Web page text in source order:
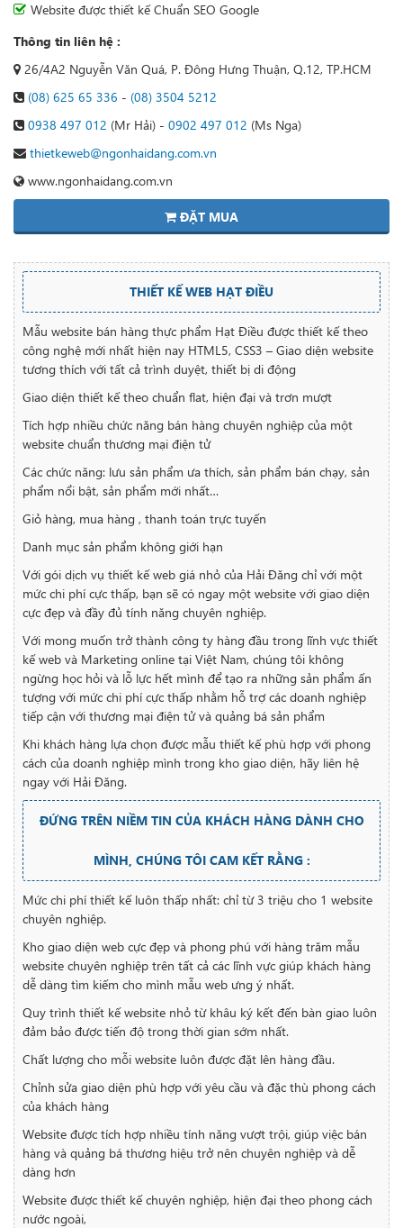
Website được thiết kế Chuẩn SEO Google
Thông tin liên hệ :
26/4A2 Nguyễn Văn Quá, P. Đông Hưng Thuận, Q.12, TP.HCM
(08) 625 65 336 - (08) 3504 5212
0938 497 012 (Mr Hải) - 0902 497 012 (Ms Nga)
thietkeweb@ngonhaidang.com.vn
www.ngonhaidang.com.vn
ĐẶT MUA
THIẾT KẾ WEB HẠT ĐIỀU
Mẫu website bán hàng thực phẩm Hạt Điều được thiết kế theo
công nghệ mới nhất hiện nay HTML5, CSS3 – Giao diện website
tương thích với tất cả trình duyệt, thiết bị di động
Giao diện thiết kế theo chuẩn flat, hiện đại và trơn mượt
Tích hợp nhiều chức năng bán hàng chuyên nghiệp của một
website chuẩn thương mại điện tử
Các chức năng: lưu sản phẩm ưa thích, sản phẩm bán chạy, sản
phẩm nổi bật, sản phẩm mới nhất…
Giỏ hàng, mua hàng , thanh toán trực tuyến
Danh mục sản phẩm không giới hạn
Với gói dịch vụ thiết kế web giá nhỏ của Hải Đăng chỉ với một
mức chi phí cực thấp, bạn sẽ có ngay một website với giao diện
cực đẹp và đầy đủ tính năng chuyên nghiệp.
Với mong muốn trở thành công ty hàng đầu trong lĩnh vực thiết
kế web và Marketing online tại Việt Nam, chúng tôi không
ngừng học hỏi và lỗ lực hết mình để tạo ra những sản phẩm ấn
tượng với mức chi phí cực thấp nhằm hỗ trợ các doanh nghiệp
tiếp cận với thương mại điện tử và quảng bá sản phẩm
Khi khách hàng lựa chọn được mẫu thiết kế phù hợp với phong
cách của doanh nghiệp mình trong kho giao diện, hãy liên hệ
ngay với Hải Đăng.
ĐỨNG TRÊN NIỀM TIN CỦA KHÁCH HÀNG DÀNH CHO
MÌNH, CHÚNG TÔI CAM KẾT RẰNG :
Mức chi phí thiết kế luôn thấp nhất: chỉ từ 3 triệu cho 1 website
chuyên nghiệp.
Kho giao diện web cực đẹp và phong phú với hàng trăm mẫu
website chuyên nghiệp trên tất cả các lĩnh vực giúp khách hàng
dễ dàng tìm kiếm cho mình mẫu web ưng ý nhất.
Quy trình thiết kế website nhỏ từ khâu ký kết đến bàn giao luôn
đảm bảo được tiến độ trong thời gian sớm nhất.
Chất lượng cho mỗi website luôn được đặt lên hàng đầu.
Chỉnh sửa giao diện phù hợp với yêu cầu và đặc thù phong cách
của khách hàng
Website được tích hợp nhiều tính năng vượt trội, giúp việc bán
hàng và quảng bá thương hiệu trở nên chuyên nghiệp và dễ
dàng hơn
Website được thiết kế chuyên nghiệp, hiện đại theo phong cách
nước ngoài,